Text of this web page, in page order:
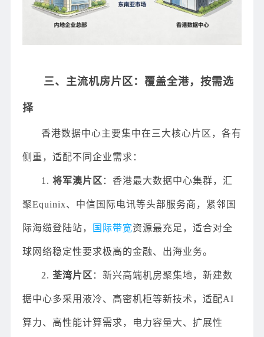
三、主流机房片区：覆盖全港，按需选
择
香港数据中心主要集中在三大核心片区，各有
侧重，适配不同企业需求：
1. 将军澳片区 ：香港最大数据中心集群，汇
聚Equinix、中信国际电讯等头部服务商，紧邻国
际海缆登陆站， 国际带宽资源最充足，适合对全
球网络稳定性要求极高的金融、出海业务。
2. 荃湾片区 ：新兴高端机房聚集地，新建数
据中心多采用液冷、高密机柜等新技术，适配AI
算力、高性能计算需求，电力容量大、扩展性